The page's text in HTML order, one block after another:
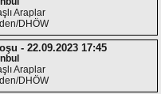
Araplar
DHÖW
- 22.09.2023 17:45
Araplar
DHÖW